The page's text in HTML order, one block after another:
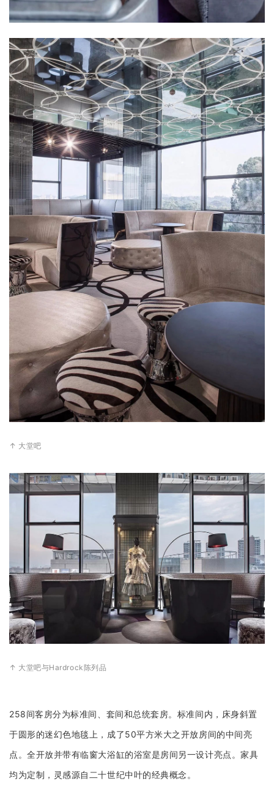
↑ 大堂吧
↑ 大堂吧与Hardrock陈列品
258间客房分为标准间、套间和总统套房。标准间内，床身斜置
于圆形的迷幻色地毯上，成了50平方米大之开放房间的中间亮
点。全开放并带有临窗大浴缸的浴室是房间另一设计亮点。家具
均为定制，灵感源自二十世纪中叶的经典概念。